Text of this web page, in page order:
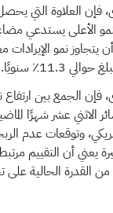
فإن العلاوة التي
الأعلى يستدعي
يتجاوز نمو
11.3٪ سنويًا.
فإن الجمع بين ارتفاع
وتوقعات عدم
يعني أن التقييم
من القدرة الحالية على